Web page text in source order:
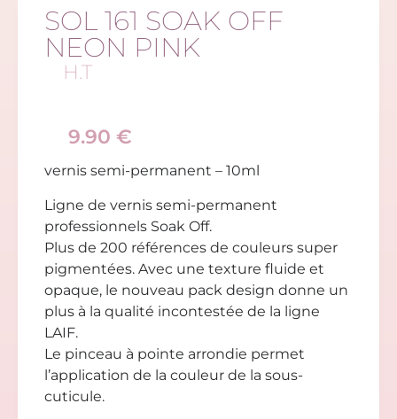
SOL 161 SOAK OFF
NEON PINK
H.T
9.90 €
vernis semi-permanent – 10ml
Ligne de vernis semi-permanent
professionnels Soak Off.
Plus de 200 références de couleurs super
pigmentées. Avec une texture fluide et
opaque, le nouveau pack design donne un
plus à la qualité incontestée de la ligne
LAIF.
Le pinceau à pointe arrondie permet
l’application de la couleur de la sous-
cuticule.